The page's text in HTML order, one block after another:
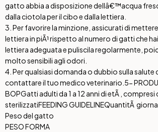
gatto abbia a disposizione dellâ€™acqua
dalla ciotola per il cibo e dalla lettiera.
3. Per favorire la minzione, assicurati di
lettiera in piÃ¹ rispetto al numero di gatti che
lettiera adeguata e puliscila regolarmente,
molto sensibili agli odori.
4. Per qualsiasi domanda o dubbio sulla
contattare il tuo medico veterinario. 5-
BOPGatti adulti da 1 a 12 anni di etÃ , compresi
sterilizzatiFEEDING GUIDELINEQuantitÃ
Peso del gatto
PESO FORMA